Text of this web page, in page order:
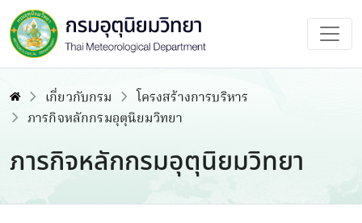
เกี่ยวกับกรม
โครงสร้างการบริหาร
ภารกิจหลักกรมอุตุนิยมวิทยา
ภารกิจหลักกรมอุตุนิยมวิทยา